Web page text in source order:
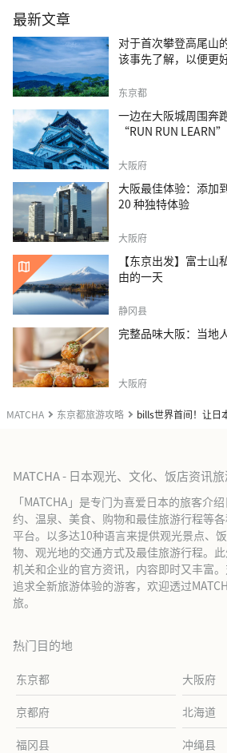
MATCHA 东京都旅游攻略 bills世界首间！让日
最新文章
对于首次攀登高尾山
该事先了解，以便更
东京都
一边在大阪城周围奔
“RUN RUN
大阪府
大阪最佳体验：添加
20 种独特体验
大阪府
【东京出发】富士山
由的一天
静冈县
完整品味大阪：当地
大阪府
MATCHA - 日本观光、文化、饭店资讯
「MATCHA」是专门为喜爱日本的旅客介
约、温泉、美食、购物和最佳旅游行程等
平台。以多达10种语言来提供观光景点、
物、观光地的交通方式及最佳旅游行程。
机关和企业的官方资讯，内容即时又丰富。
追求全新旅游体验的游客，欢迎透过
旅。
热门目的地
东京都 大阪府
京都府 北海道
福冈县 冲绳县